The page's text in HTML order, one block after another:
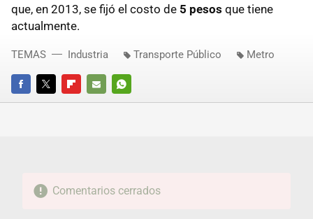
que, en 2013, se fijó el costo de 5 pesos que tiene
actualmente.
FACEBOOKTWITTERFLIPBOARD
E-
WHATSAPP
TEMAS Industria Transporte Público Metro
Comentarios cerrados